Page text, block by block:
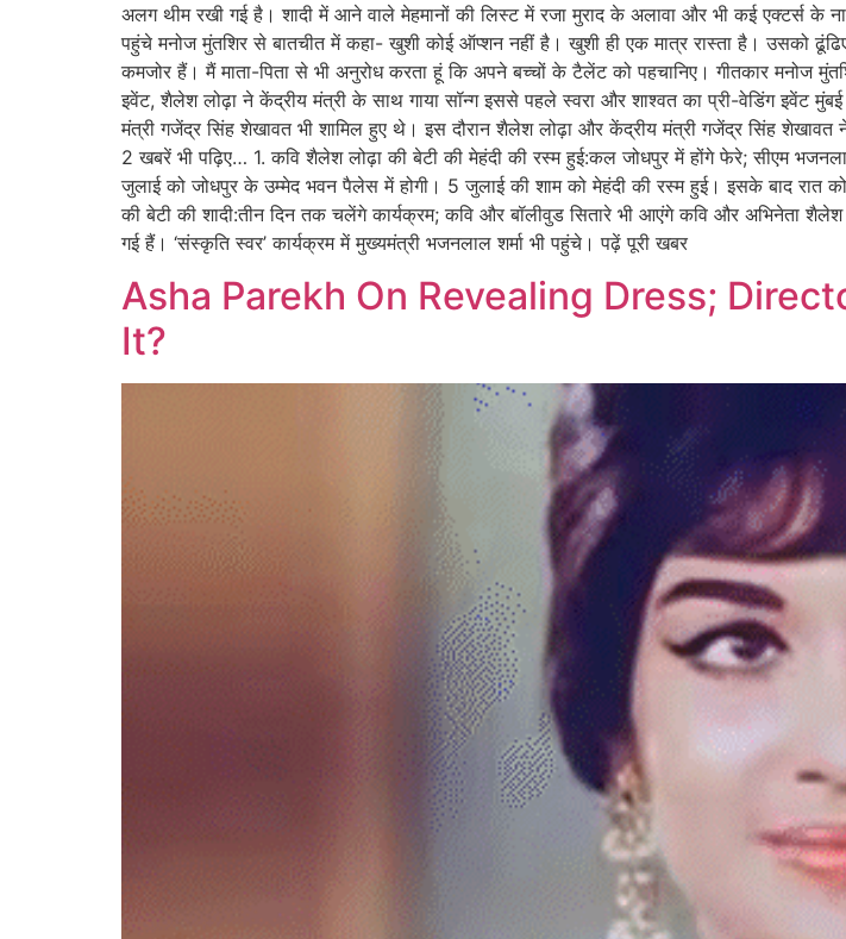
अलग थीम रखी गई है। शादी में आने वाले मेहमानों की लिस्ट में रजा मुराद के अलावा और भी कई एक्टर्स
पहुंचे मनोज मुंतशिर से बातचीत में कहा- खुशी कोई ऑप्शन नहीं है। खुशी ही एक मात्र रास्ता है। उसको
कमजोर हैं। मैं माता-पिता से भी अनुरोध करता हूं कि अपने बच्चों के टैलेंट को पहचा​निए। गीतकार मनोज
इवेंट, शैलेश लोढ़ा ने केंद्रीय मंत्री के साथ गाया सॉन्ग इससे पहले स्वरा और शाश्वत का प्री-वेडिंग इवेंट
मंत्री गजेंद्र सिंह शेखावत भी शामिल हुए थे। इस दौरान शैलेश लोढ़ा और केंद्रीय मंत्री गजेंद्र सिंह शेखावत
2 खबरें भी पढ़िए… 1. कवि शैलेश लोढ़ा की बेटी की मेहंदी की रस्म हुई:कल जोधपुर में होंगे फेरे; सीएम
जुलाई को जोधपुर के उम्मेद भवन पैलेस में होगी। 5 जुलाई की शाम को मेहंदी की रस्म हुई। इसके बाद
की बेटी की शादी:तीन दिन तक चलेंगे कार्यक्रम; कवि और बॉलीवुड सितारे भी आएंगे कवि और अभिनेता
गई हैं। ‘संस्कृति स्वर’ कार्यक्रम में मुख्यमंत्री भजनलाल शर्मा भी पहुंचे। पढ़ें पूरी खबर
Asha Parekh On Revealing Dress;
It?